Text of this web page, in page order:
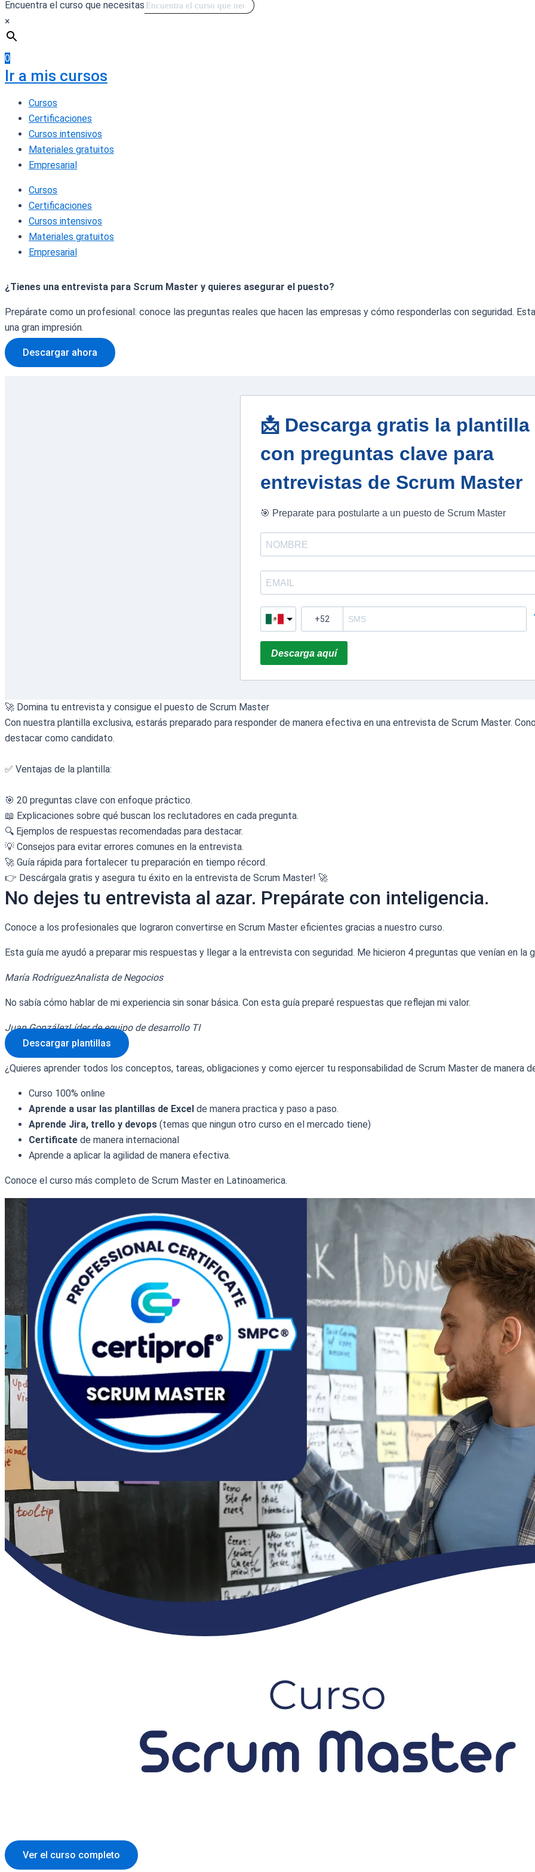
Encuentra el curso que necesitas
×
0
Ir a mis cursos
Cursos
Certificaciones
Cursos intensivos
Materiales gratuitos
Empresarial
Cursos
Certificaciones
Cursos intensivos
Materiales gratuitos
Empresarial
¿Tienes una entrevista para Scrum Master y quieres asegurar el puesto?
Prepárate como un profesional: conoce las preguntas reales que hacen las empresas y cómo responderlas con seguridad.
una gran impresión.
Descargar ahora
📩 Descarga gratis la plantilla
con preguntas clave para
entrevistas de Scrum Master
🎯 Preparate para postularte a un puesto de Scrum Master
Descarga aquí
🚀 Domina tu entrevista y consigue el puesto de Scrum Master
Con nuestra plantilla exclusiva, estarás preparado para responder de manera efectiva en una entrevista de Scrum Master.
destacar como candidato.
✅ Ventajas de la plantilla:
🎯 20 preguntas clave con enfoque práctico.
📖 Explicaciones sobre qué buscan los reclutadores en cada pregunta.
🔍 Ejemplos de respuestas recomendadas para destacar.
💡 Consejos para evitar errores comunes en la entrevista.
🚀 Guía rápida para fortalecer tu preparación en tiempo récord.
👉 Descárgala gratis y asegura tu éxito en la entrevista de Scrum Master! 🚀
No dejes tu entrevista al azar. Prepárate con inteligencia.
Conoce a los profesionales que lograron convertirse en Scrum Master eficientes gracias a nuestro curso.
Esta guía me ayudó a preparar mis respuestas y llegar a la entrevista con seguridad. Me hicieron 4 preguntas que venían en la
María RodríguezAnalista de Negocios
No sabía cómo hablar de mi experiencia sin sonar básica. Con esta guía preparé respuestas que reflejan mi valor.
Juan GonzálezLíder de equipo de desarrollo TI
Descargar plantillas
¿Quieres aprender todos los conceptos, tareas, obligaciones y como ejercer tu responsabilidad de Scrum Master de manera
Curso 100% online
Aprende a usar las plantillas de Excel de manera practica y paso a paso.
Aprende Jira, trello y devops (temas que ningun otro curso en el mercado tiene)
Certificate de manera internacional
Aprende a aplicar la agilidad de manera efectiva.
Conoce el curso más completo de Scrum Master en Latinoamerica.
Ver el curso completo